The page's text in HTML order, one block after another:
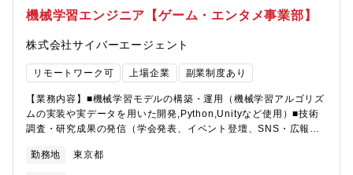
ています。（昨年度実績で売上約7000億／従業員数約7000名／
グループ会社数約110社）中でも、ゲーム事業部（SGE）は、現
在約1700名。計9社のグループ会社で構成され、スマホゲームを
主軸に、グッズ企画・EC・グローバルマーケティング・NFT・
DX・プログラミング教育事業等を展開中。各社独自の経営をしな
がらも、各社間で強固に連携し合う独特な文化を持つ組織です。
機械学習エンジニア【ゲーム・エンタメ事業部】
株式会社サイバーエージェント
リモートワーク可 上場企業 副業制度あり
【業務内容】■機械学習モデルの構築・運用（機械学習アルゴリズ
ムの実装や実データを用いた開発,Python,Unityなど使用）■技術
調査・研究成果の発信（学会発表、イベント登壇、SNS・広報サ
進中。経験・スキルに応じて柔軟に検討します。ご自身の経験を
勤務地 東京都